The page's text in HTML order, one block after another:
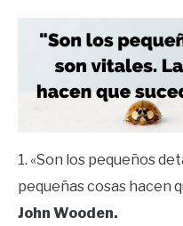
1. «Son los pequeños
pequeñas cosas hacen
John Wooden.